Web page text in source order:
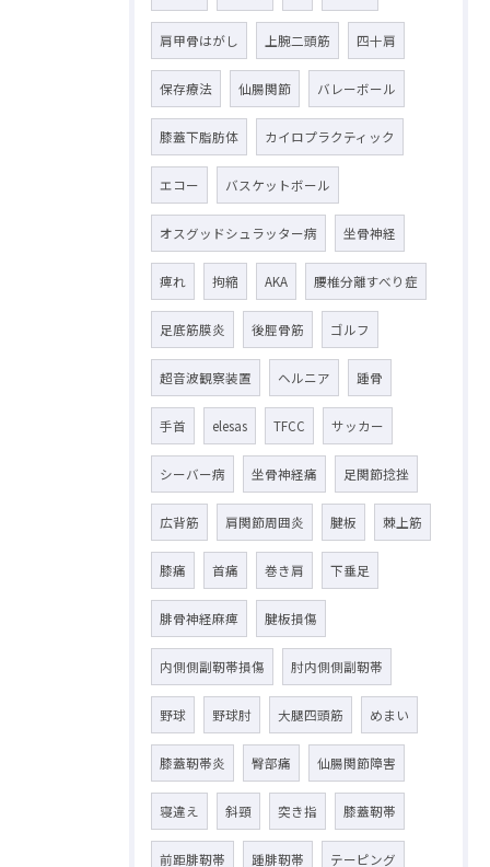
肩甲骨はがし 上腕二頭筋 四十肩
保存療法 仙腸関節 バレーボール
膝蓋下脂肪体 カイロプラクティック
エコー バスケットボール
オスグッドシュラッター病 坐骨神経
痺れ 拘縮 AKA 腰椎分離すべり症
足底筋膜炎 後脛骨筋 ゴルフ
超音波観察装置 ヘルニア 踵骨
手首 elesas TFCC サッカー
シーバー病 坐骨神経痛 足関節捻挫
広背筋 肩関節周囲炎 腱板 棘上筋
膝痛 首痛 巻き肩 下垂足
腓骨神経麻痺 腱板損傷
内側側副靭帯損傷 肘内側側副靭帯
野球 野球肘 大腿四頭筋 めまい
膝蓋靭帯炎 臀部痛 仙腸関節障害
寝違え 斜頸 突き指 膝蓋靭帯
前距腓靭帯 踵腓靭帯 テーピング